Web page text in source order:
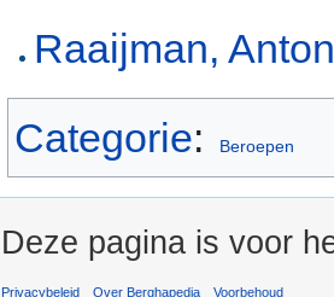
Raaijman,
Categorie: Beroepen
Deze pagina is voor
Privacybeleid Over Berghapedia Voorbehoud